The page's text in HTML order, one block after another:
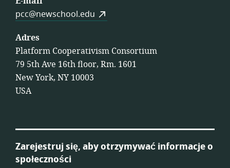
pcc@newschool.edu
Adres
Platform Cooperativism Consortium
79 5th Ave 16th floor, Rm. 1601
New York, NY 10003
USA
Zarejestruj się, aby otrzymywać informacje o
społeczności